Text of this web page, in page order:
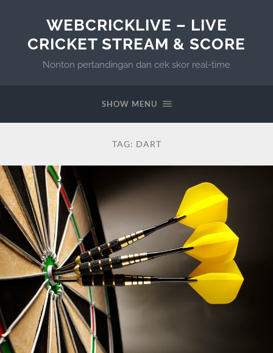
WEBCRICKLIVE – LIVE
CRICKET STREAM & SCORE
Nonton pertandingan dan cek skor real-time
SHOW MENU
TAG: DART